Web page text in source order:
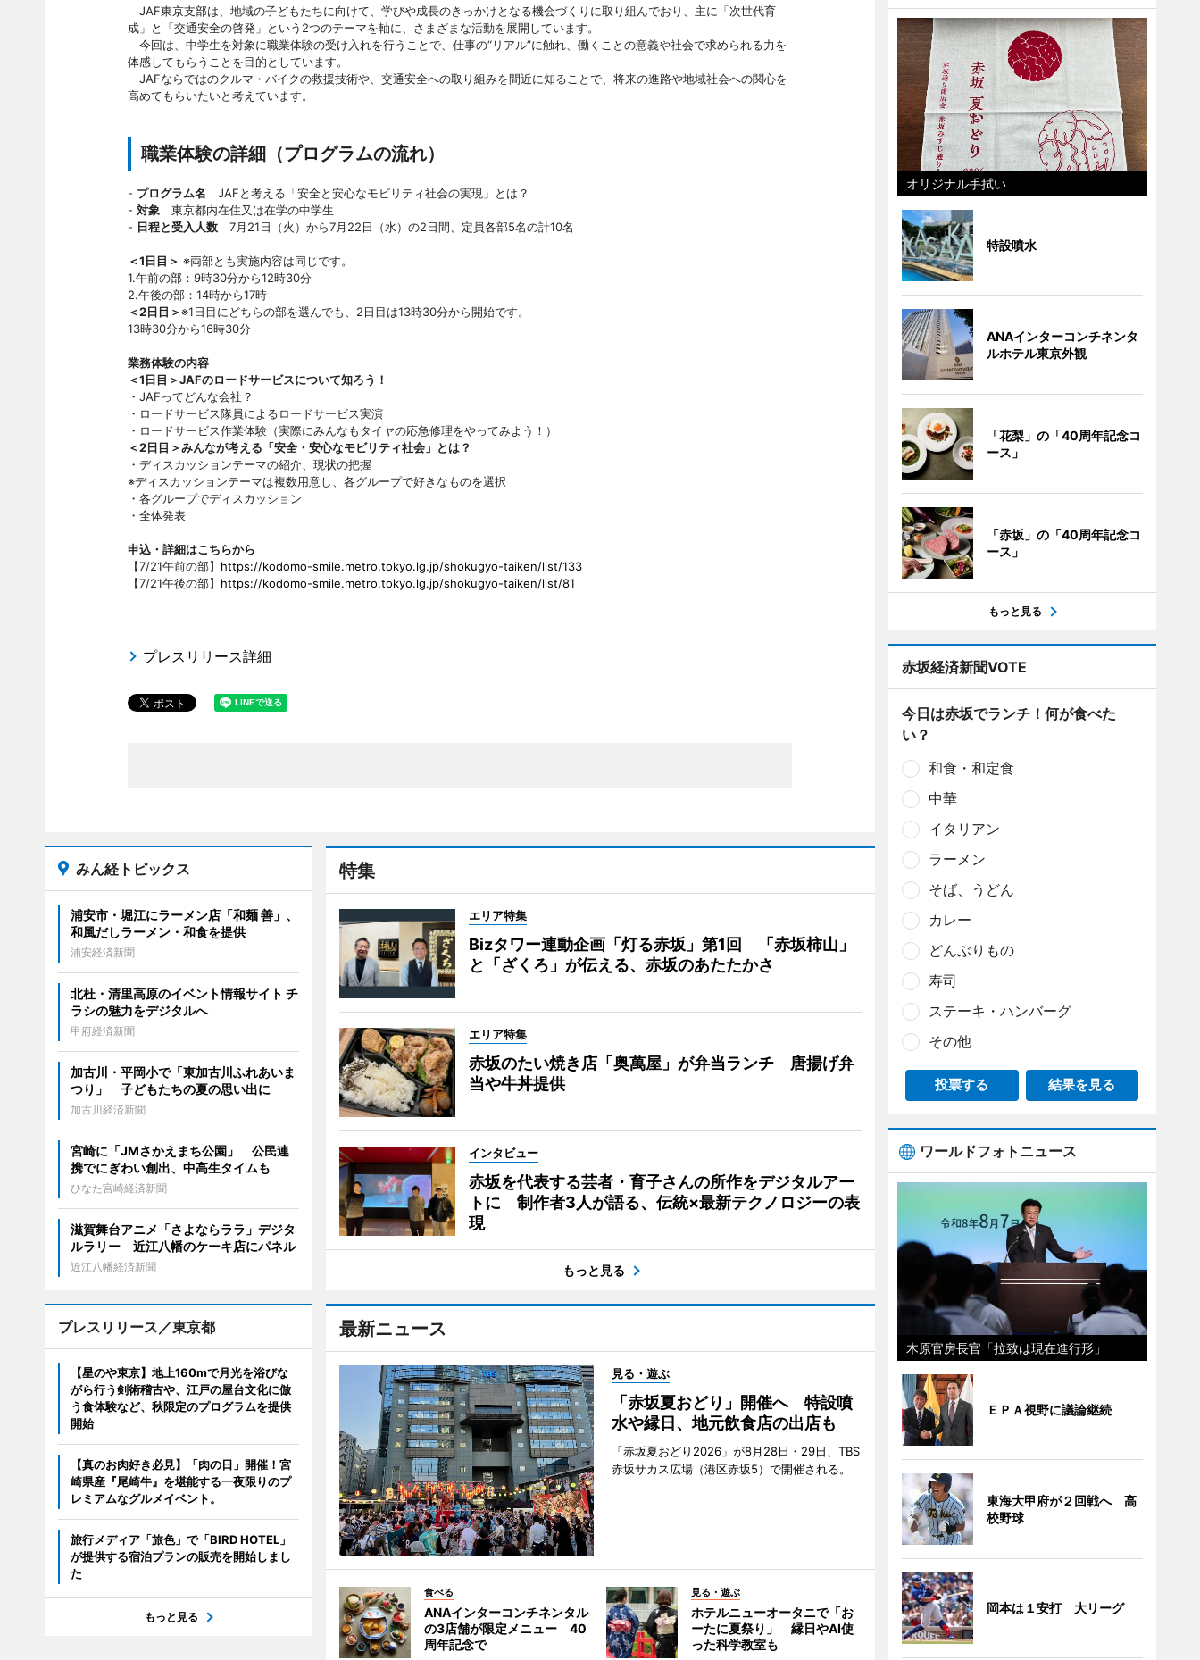
JAF東京支部は、地域の子どもたちに向けて、学びや成長のきっかけとなる機会づくりに取り組んでおり、主に「次世代育
成」と「交通安全の啓発」という2つのテーマを軸に、さまざまな活動を展開しています。
今回は、中学生を対象に職業体験の受け入れを行うことで、仕事の“リアル”に触れ、働くことの意義や社会で求められる力を
体感してもらうことを目的としています。
JAFならではのクルマ・バイクの救援技術や、交通安全への取り組みを間近に知ることで、将来の進路や地域社会への関心を
高めてもらいたいと考えています。
職業体験の詳細（プログラムの流れ）
- プログラム名 JAFと考える「安全と安心なモビリティ社会の実現」とは？
- 対象 東京都内在住又は在学の中学生
- 日程と受入人数7月21日（火）から7月22日（水）の2日間、定員各部5名の計10名
＜1日目＞ ※両部とも実施内容は同じです。
1.午前の部：9時30分から12時30分
2.午後の部：14時から17時
＜2日目＞※1日目にどちらの部を選んでも、2日目は13時30分から開始です。
13時30分から16時30分
業務体験の内容
＜1日目＞JAFのロードサービスについて知ろう！
・JAFってどんな会社？
・ロードサービス隊員によるロードサービス実演
・ロードサービス作業体験（実際にみんなもタイヤの応急修理をやってみよう！）
＜2日目＞みんなが考える「安全・安心なモビリティ社会」とは？
・ディスカッションテーマの紹介、現状の把握
※ディスカッションテーマは複数用意し、各グループで好きなものを選択
・各グループでディスカッション
・全体発表
申込・詳細はこちらから
【7/21午前の部】 https://kodomo-smile.metro.tokyo.lg.jp/shokugyo-taiken/list/133
【7/21午後の部】 https://kodomo-smile.metro.tokyo.lg.jp/shokugyo-taiken/list/81
プレスリリース詳細
特集
エリア特集
Bizタワー連動企画「灯る赤坂」第1回 「赤坂柿山」
と「ざくろ」が伝える、赤坂のあたたかさ
エリア特集
赤坂のたい焼き店「奥萬屋」が弁当ランチ 唐揚げ弁
当や牛丼提供
インタビュー
赤坂を代表する芸者・育子さんの所作をデジタルアー
トに 制作者3人が語る、伝統×最新テクノロジーの表
現
もっと見る
最新ニュース
見る・遊ぶ
「赤坂夏おどり」開催へ 特設噴
水や縁日、地元飲食店の出店も
「赤坂夏おどり2026」が8月28日・29日、TBS
赤坂サカス広場（港区赤坂5）で開催される。
食べる
ANAインターコンチネンタル
の3店舗が限定メニュー 40
周年記念で
見る・遊ぶ
ホテルニューオータニで「お
ーたに夏祭り」 縁日やAI使
った科学教室も
みん経トピックス
浦安市・堀江にラーメン店「和麺 善」、
和風だしラーメン・和食を提供
浦安経済新聞
北杜・清里高原のイベント情報サイト チ
ラシの魅力をデジタルへ
甲府経済新聞
加古川・平岡小で「東加古川ふれあいま
つり」 子どもたちの夏の思い出に
加古川経済新聞
宮崎に「JMさかえまち公園」 公民連
携でにぎわい創出、中高生タイムも
ひなた宮崎経済新聞
滋賀舞台アニメ「さよならララ」デジタ
ルラリー 近江八幡のケーキ店にパネル
近江八幡経済新聞
プレスリリース／東京都
【星のや東京】地上160mで月光を浴びな
がら行う剣術稽古や、江戸の屋台文化に倣
う食体験など、秋限定のプログラムを提供
開始
【真のお肉好き必見】「肉の日」開催！宮
崎県産『尾崎牛』を堪能する一夜限りのプ
レミアムなグルメイベント。
旅行メディア「旅色」で「BIRD HOTEL」
が提供する宿泊プランの販売を開始しまし
た
もっと見る
オリジナル手拭い
特設噴水
ANAインターコンチネンタ
ルホテル東京外観
「花梨」の「40周年記念コ
ース」
「赤坂」の「40周年記念コ
ース」
もっと見る
赤坂経済新聞VOTE
今日は赤坂でランチ！何が食べた
い？
和食・和定食
中華
イタリアン
ラーメン
そば、うどん
カレー
どんぶりもの
寿司
ステーキ・ハンバーグ
その他
投票する 結果を見る
ワールドフォトニュース
木原官房長官「拉致は現在進行形」
ＥＰＡ視野に議論継続
東海大甲府が２回戦へ 高
校野球
岡本は１安打 大リーグ